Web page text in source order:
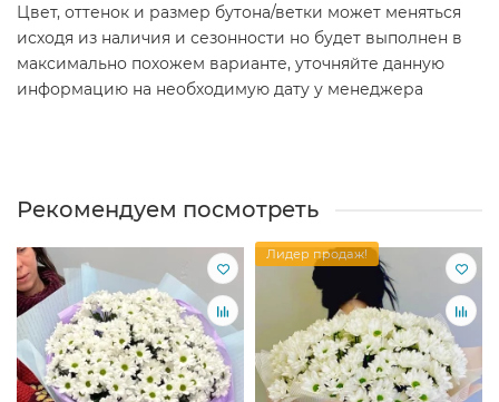
Цвет, оттенок и размер бутона/ветки может меняться
исходя из наличия и сезонности но будет выполнен в
максимально похожем варианте, уточняйте данную
информацию на необходимую дату у менеджера
Рекомендуем посмотреть
Лидер продаж!